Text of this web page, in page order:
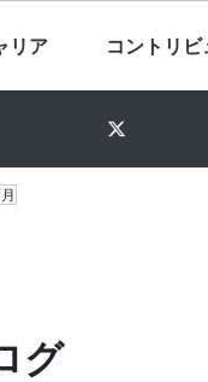
リア コントリ
グ